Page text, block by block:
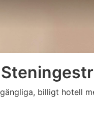
billigt hotell